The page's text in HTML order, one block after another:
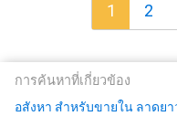
1 2
การค้นหาที่เกี่ยวข้อง
อสังหา สำหรับขายใน ลาดย